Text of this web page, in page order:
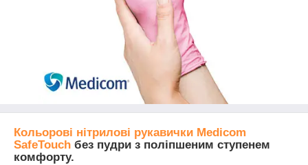
Кольорові нітрилові рукавички Medicom
SafeTouch без пудри з поліпшеним ступенем
комфорту.